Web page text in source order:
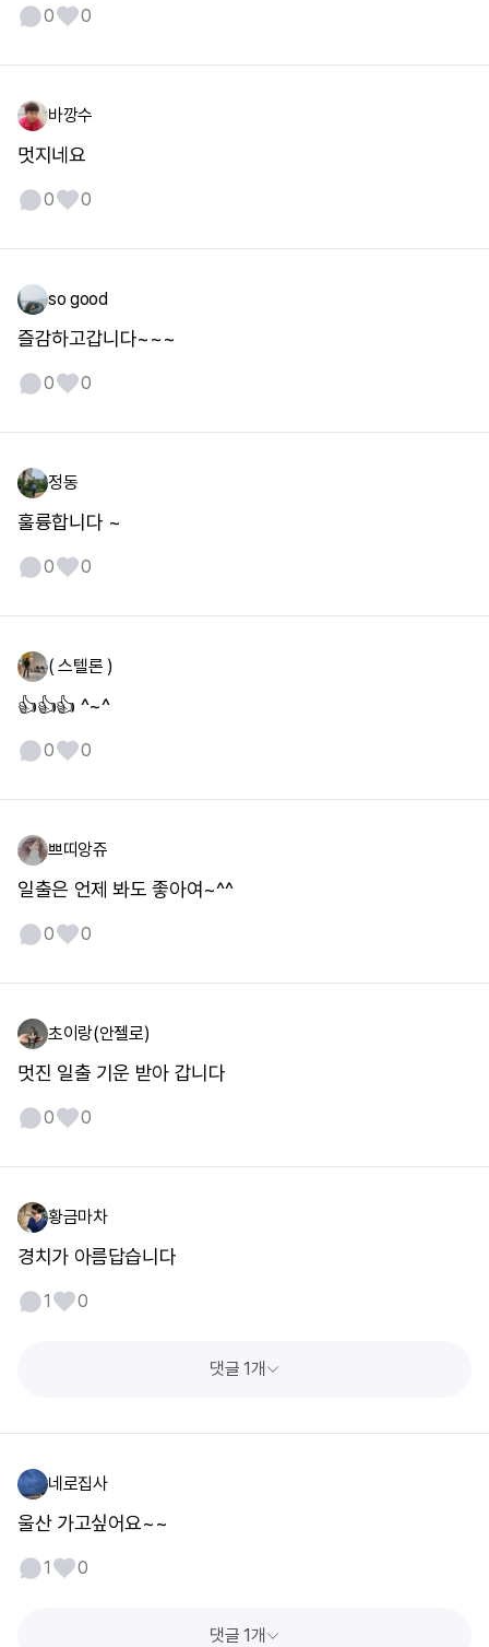
0 0
바깡수
멋지네요
0 0
so good
즐감하고갑니다~~~
0 0
정동
훌륭합니다 ~
0 0
( 스텔론 )
👍👍👍 ^~^
0 0
쁘띠앙쥬
일출은 언제 봐도 좋아여~^^
0 0
초이랑(안젤로)
멋진 일출 기운 받아 갑니다
0 0
황금마차
경치가 아름답습니다
1 0
댓글 1개
네로집사
울산 가고싶어요~~
1 0
댓글 1개